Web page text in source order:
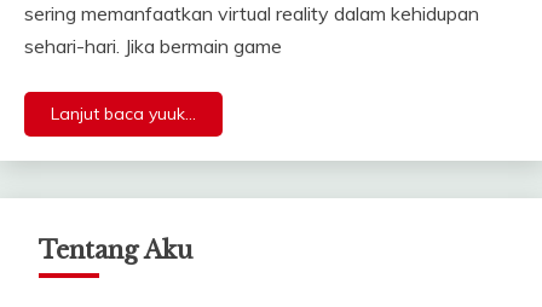
sering memanfaatkan virtual reality dalam kehidupan
sehari-hari. Jika bermain game
Lanjut baca yuuk...
Tentang Aku